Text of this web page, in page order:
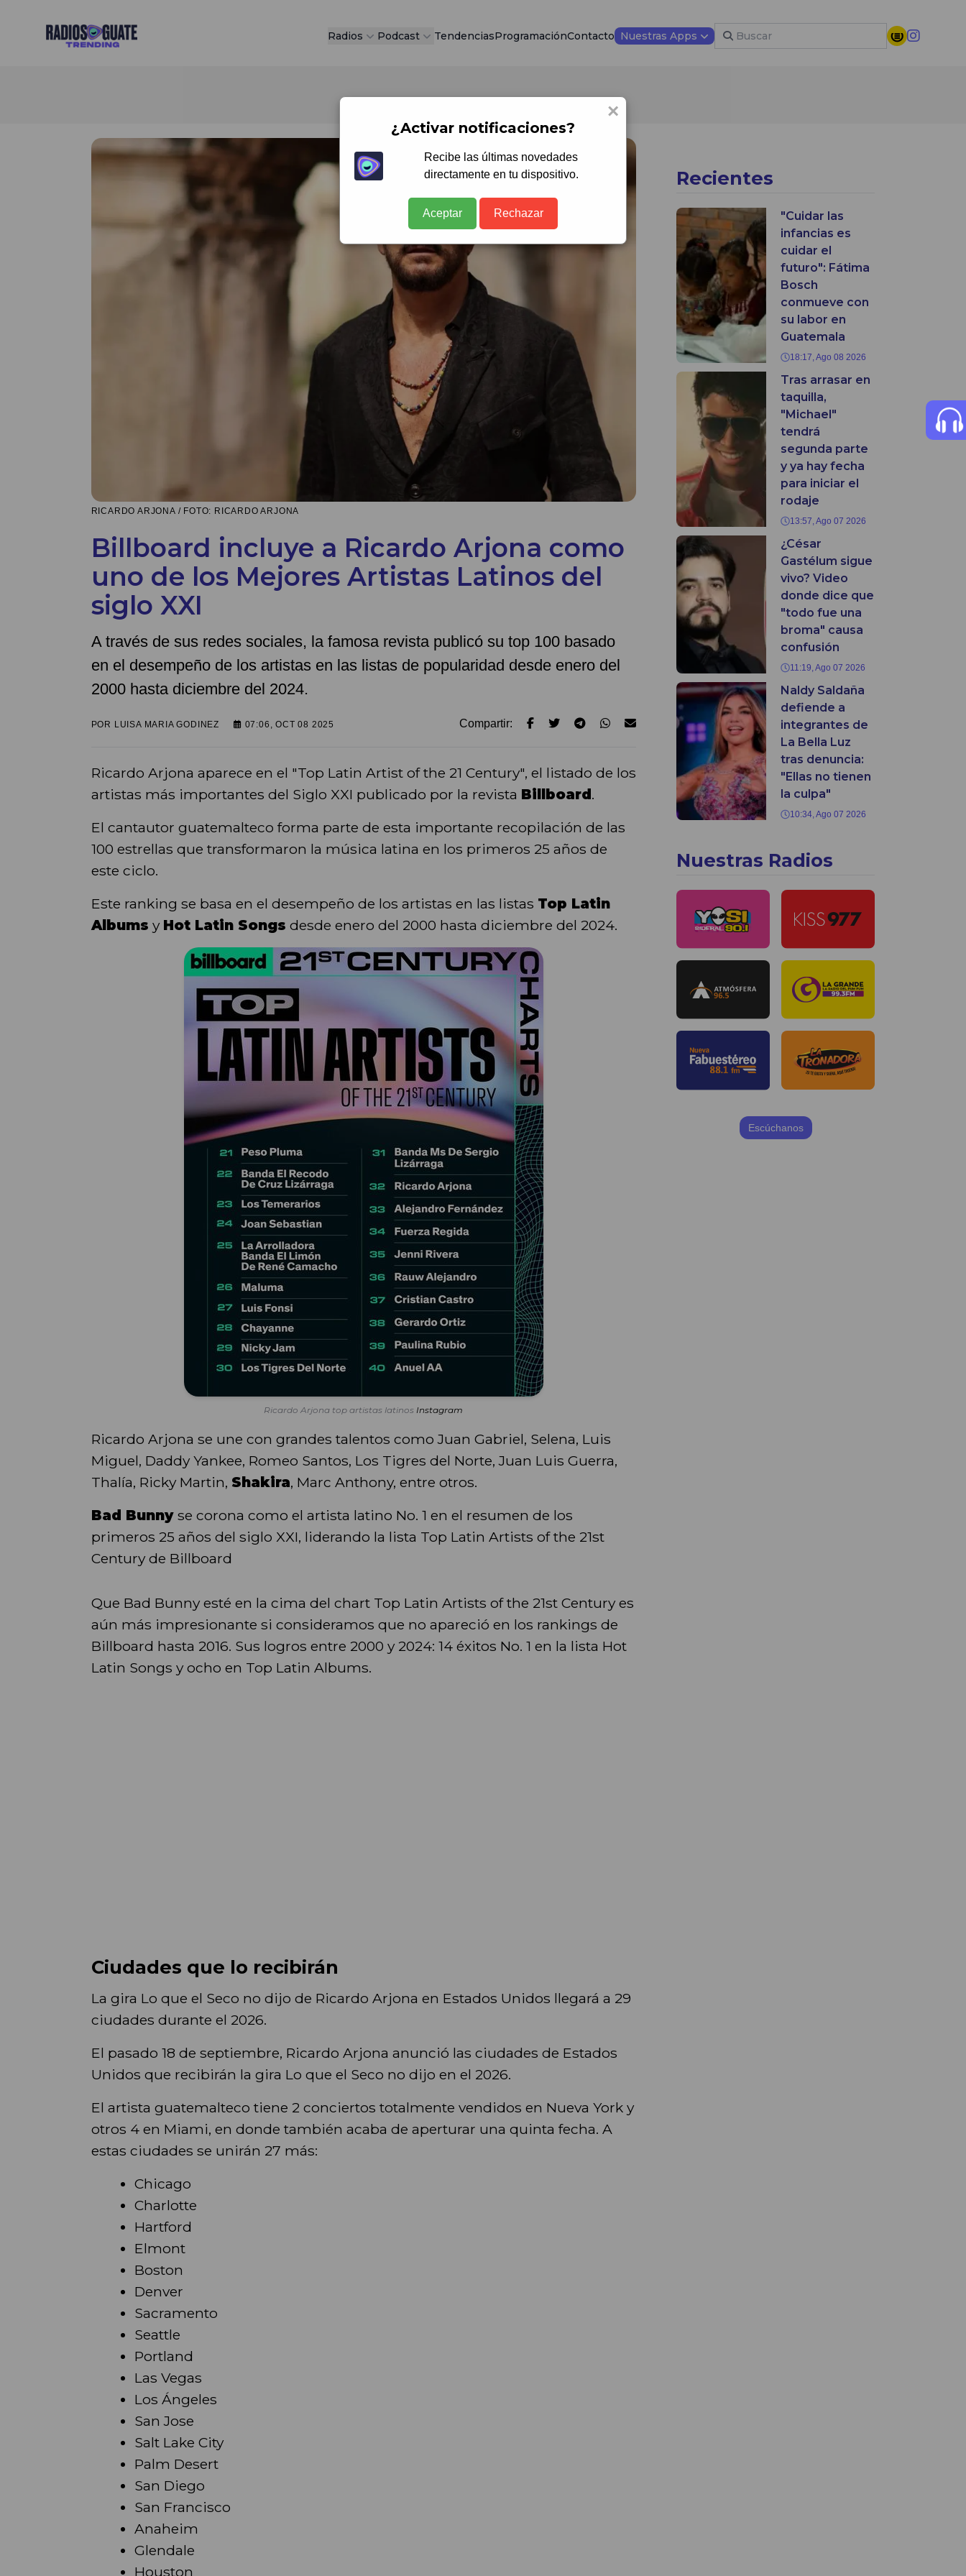
Radios Guate Radios Podcast TendenciasProgramaciónContacto Nuestras Apps
RICARDO ARJONA / FOTO: RICARDO ARJONA
Billboard incluye a Ricardo Arjona como
uno de los Mejores Artistas Latinos del
siglo XXI
A través de sus redes sociales, la famosa revista publicó su top 100 basado
en el desempeño de los artistas en las listas de popularidad desde enero del
2000 hasta diciembre del 2024.
POR LUISA MARIA GODINEZ 07:06, OCT 08 2025 Compartir:
Ricardo Arjona aparece en el "Top Latin Artist of the 21 Century", el listado de los
artistas más importantes del Siglo XXI publicado por la revista Billboard.
El cantautor guatemalteco forma parte de esta importante recopilación de las
100 estrellas que transformaron la música latina en los primeros 25 años de
este ciclo.
Este ranking se basa en el desempeño de los artistas en las listas Top Latin
Albums y Hot Latin Songs desde enero del 2000 hasta diciembre del 2024.
Ricardo Arjona top artistas latinos Instagram
Ricardo Arjona se une con grandes talentos como Juan Gabriel, Selena, Luis
Miguel, Daddy Yankee, Romeo Santos, Los Tigres del Norte, Juan Luis Guerra,
Thalía, Ricky Martin, Shakira, Marc Anthony, entre otros.
Bad Bunny se corona como el artista latino No. 1 en el resumen de los
primeros 25 años del siglo XXI, liderando la lista Top Latin Artists of the 21st
Century de Billboard
Que Bad Bunny esté en la cima del chart Top Latin Artists of the 21st Century es
aún más impresionante si consideramos que no apareció en los rankings de
Billboard hasta 2016. Sus logros entre 2000 y 2024: 14 éxitos No. 1 en la lista Hot
Latin Songs y ocho en Top Latin Albums.
Ciudades que lo recibirán
La gira Lo que el Seco no dijo de Ricardo Arjona en Estados Unidos llegará a 29
ciudades durante el 2026.
El pasado 18 de septiembre, Ricardo Arjona anunció las ciudades de Estados
Unidos que recibirán la gira Lo que el Seco no dijo en el 2026.
El artista guatemalteco tiene 2 conciertos totalmente vendidos en Nueva York y
otros 4 en Miami, en donde también acaba de aperturar una quinta fecha. A
estas ciudades se unirán 27 más:
Chicago
Charlotte
Hartford
Elmont
Boston
Denver
Sacramento
Seattle
Portland
Las Vegas
Los Ángeles
San Jose
Salt Lake City
Palm Desert
San Diego
San Francisco
Anaheim
Glendale
Houston
Recientes
"Cuidar las
infancias es
cuidar el
futuro": Fátima
Bosch
conmueve con
su labor en
Guatemala
18:17, Ago 08 2026
Tras arrasar en
taquilla,
"Michael"
tendrá
segunda parte
y ya hay fecha
para iniciar el
rodaje
13:57, Ago 07 2026
¿César
Gastélum sigue
vivo? Video
donde dice que
"todo fue una
broma" causa
confusión
11:19, Ago 07 2026
Naldy Saldaña
defiende a
integrantes de
La Bella Luz
tras denuncia:
"Ellas no tienen
la culpa"
10:34, Ago 07 2026
Nuestras Radios
Escúchanos
×
¿Activar notificaciones?
Recibe las últimas novedades
directamente en tu dispositivo.
Aceptar Rechazar